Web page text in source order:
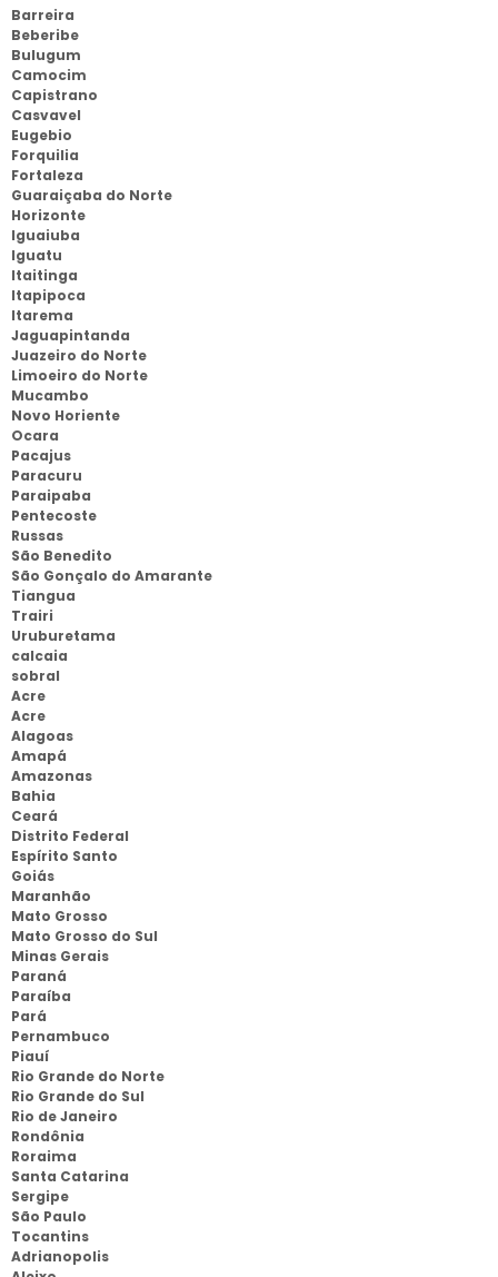
Barreira
Beberibe
Bulugum
Camocim
Capistrano
Casvavel
Eugebio
Forquilia
Fortaleza
Guaraiçaba do Norte
Horizonte
Iguaiuba
Iguatu
Itaitinga
Itapipoca
Itarema
Jaguapintanda
Juazeiro do Norte
Limoeiro do Norte
Mucambo
Novo Horiente
Ocara
Pacajus
Paracuru
Paraipaba
Pentecoste
Russas
São Benedito
São Gonçalo do Amarante
Tiangua
Trairi
Uruburetama
calcaia
sobral
Acre
Acre
Alagoas
Amapá
Amazonas
Bahia
Ceará
Distrito Federal
Espírito Santo
Goiás
Maranhão
Mato Grosso
Mato Grosso do Sul
Minas Gerais
Paraná
Paraíba
Pará
Pernambuco
Piauí
Rio Grande do Norte
Rio Grande do Sul
Rio de Janeiro
Rondônia
Roraima
Santa Catarina
Sergipe
São Paulo
Tocantins
Adrianopolis